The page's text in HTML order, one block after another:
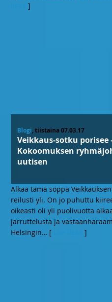
]
Blogi, tiistaina 07.03.17
Veikkaus-sotku porisee
Kokoomuksen
uutisen
Alkaa tämä soppa
reilusti yli. On jo puhuttu
oikeasti oli yli puolivuotta
jarruttelusta ja
Helsingin… [ ]